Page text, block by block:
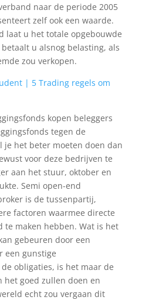
naar de periode 2005
zelf ook een waarde.
laat u het totale opgebouwde
u alsnog belasting, als
zou verkopen.
| 5 Trading regels om
kopen beleggers
tegen de
je het beter moeten doen dan
voor deze bedrijven te
aan het stuur, oktober en
Semi open-end
is de tussenpartij,
factoren waarmee directe
te maken hebben. Wat is het
gebeuren door een
een gunstige
obligaties, is het maar de
het goed zullen doen en
echt zou vergaan dit